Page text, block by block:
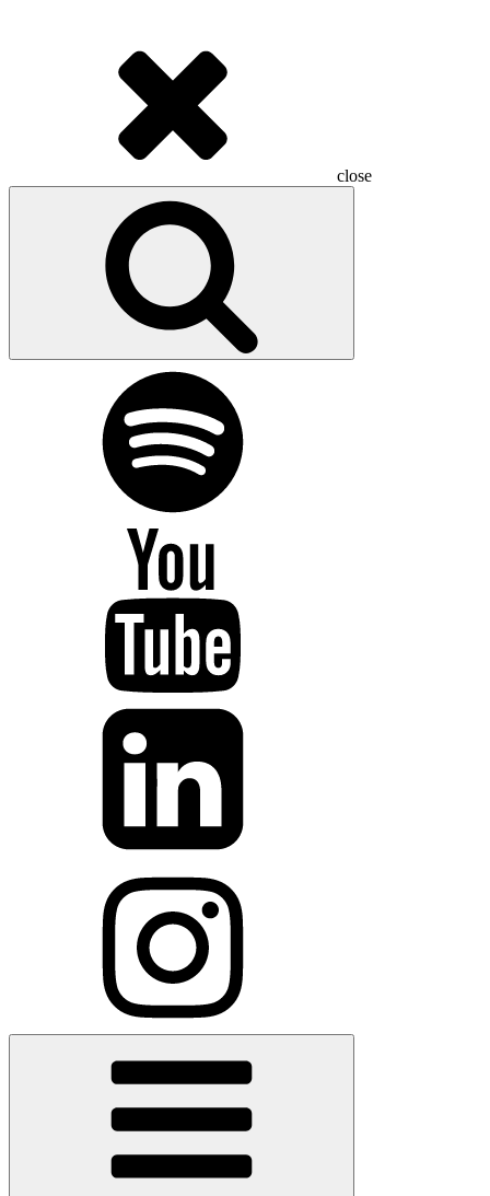
close